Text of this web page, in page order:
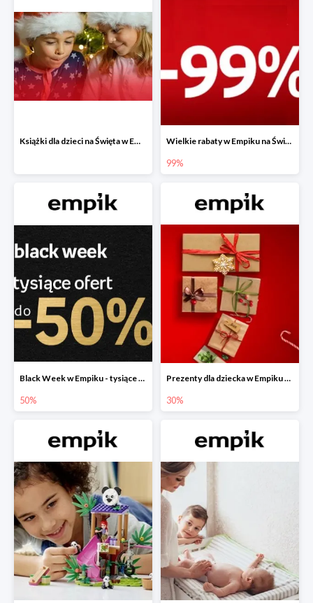
Książki dla dzieci na Święta w Empiku do -40% Wielkie rabaty w Empiku na Święta - piąty produkt -99%
99%
Black Week w Empiku - tysiące produktów do -50%
50%
Prezenty dla dziecka w Empiku do -30%
30%